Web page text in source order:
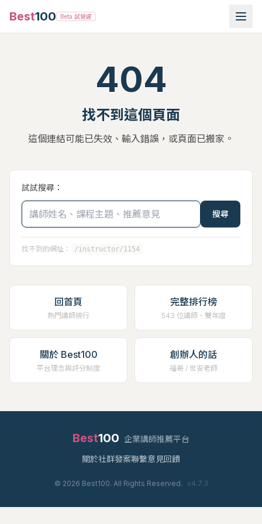
Best100 Beta 試營運
404
找不到這個頁面
這個連結可能已失效、輸入錯誤，或頁面已搬家。
試試搜尋：
搜尋
找不到的網址： /instructor/1154
回首頁
熱門講師排行
完整排行榜
543 位講師、雙年度
關於 Best100
平台理念與評分制度
創辦人的話
福哥 / 世安老師
Best100 企業講師推薦平台
關於社群發案聯繫意見回饋
© 2026 Best100. All Rights Reserved. v4.7.3